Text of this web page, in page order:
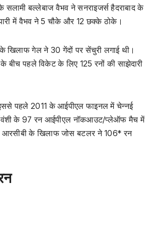
सलामी बल्‍लेबाज वैभव ने सनराइजर्स हैदराबाद के
में वैभव ने 5 चौके और 12 छक्‍के ठोके।
गेल ने 30 गेंदों पर सेंचुरी लगाई थी।
बीच पहले विकेट के लिए 125 रनों की साझेदारी
पहले 2011 के आईपीएल फाइनल में चेन्‍नई
के 97 रन आईपीएल नॉकआउट/प्लेऑफ मैच में
आरसीबी के खिलाफ जोस बटलर ने 106* रन